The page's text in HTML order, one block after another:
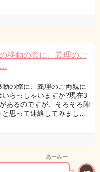
移動の際に、義理のご
…
の際に、義理のご両親に
らっしゃいますか?現在3
あるのですが、そろそろ陣
思って連絡してみまし…
あーみー